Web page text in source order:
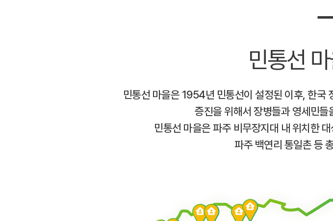
민통선
민통선 마을은 1954년 민통선이 설정된 이후, 한국
증진을 위해서 장병들과 영세민
민통선 마을은 파주 비무장지대 내 위치한
파주 백연리 통일촌 등